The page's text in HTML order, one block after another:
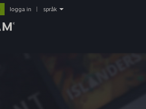
logga in språk